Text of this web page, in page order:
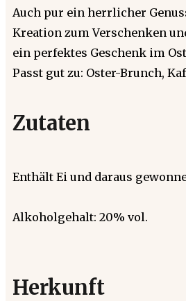
Auch pur ein herrlicher
Kreation zum Verschenken
ein perfektes Geschenk im
Passt gut zu: Oster-Brunch,
Zutaten
Enthält Ei und daraus
Alkoholgehalt: 20% vol.
Herkunft